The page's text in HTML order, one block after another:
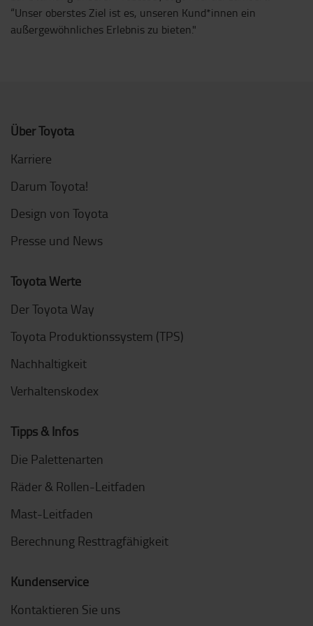
“Unser oberstes Ziel ist es, unseren Kund*innen ein
außergewöhnliches Erlebnis zu bieten."
Über Toyota
Karriere
Darum Toyota!
Design von Toyota
Presse und News
Toyota Werte
Der Toyota Way
Toyota Produktionssystem (TPS)
Nachhaltigkeit
Verhaltenskodex
Tipps & Infos
Die Palettenarten
Räder & Rollen-Leitfaden
Mast-Leitfaden
Berechnung Resttragfähigkeit
Kundenservice
Kontaktieren Sie uns